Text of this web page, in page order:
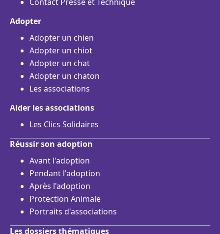
Adopter
Adopter un chien
Adopter un chiot
Adopter un chat
Adopter un chaton
Les associations
Aider les associations
Les Clics Solidaires
Réussir son adoption
Avant l'adoption
Pendant l'adoption
Après l'adoption
Protection Animale
Portraits d'associations
Les dossiers thématiques